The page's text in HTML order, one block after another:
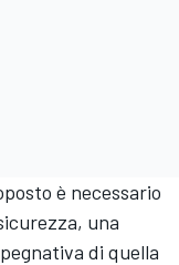
è necessario
una
di quella